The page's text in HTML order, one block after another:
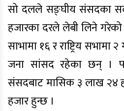
सो दलले सङ्घीय संसदका
हजारका दरले लेबी लिने गरेको
साभामा १६ र राष्ट्रिय
जना सांसद रहेका छन् ।
संसदबाट मासिक ३ लाख २४
हजार हुन्छ ।